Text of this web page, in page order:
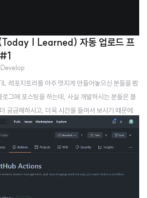
로] [저장디렉토리] svn add . 근데 이게 파이참에
버전이라서 기능이 바뀐건지는 모르겠지만 자동으
commit -m "커밋메시지" 깃허브에는 push 를 따로
이 되었는데, svn 에서는 그런걸 건너뛰고 commit
I Learned) 자동 업로드 프
레포지토리를 아주 멋지게 만들어놓으신 분들을 봤
로그에 포스팅을 하는데, 사실 개발하시는 분들은 블
궁금해하시고, 더욱 시간을 들여서 보시기 때문에
팅을 하면서도 깃허브와 연동을 시킬 수 있을까 고민
에 공부한 것들을 올리기도 귀찮고, 글을 쓸 때마다
비효율적인 것 같아 더욱 싫었다. 그러던 도중에 CI/
한 시간에 파이썬코드를 실행시켜서 깃허브 이슈에
들었다. 물론 내가 직접 클라우드 서버를 올려두고
이왕 만드는거 Github Action(CI/CD 도구 중 하나)